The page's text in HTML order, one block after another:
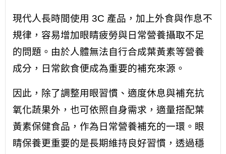
現代人長時間使用 3C 產品，加上外食與作息不
規律，容易增加眼睛疲勞與日常營養攝取不足
的問題。由於人體無法自行合成葉黃素等營養
成分，日常飲食便成為重要的補充來源。
因此，除了調整用眼習慣、適度休息與補充抗
氧化蔬果外，也可依照自身需求，適量搭配葉
黃素保健食品，作為日常營養補充的一環。眼
睛保養更重要的是長期維持良好習慣，透過穩